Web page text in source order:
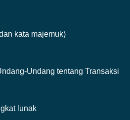
kata majemuk)
Undang tentang Transaksi
lunak